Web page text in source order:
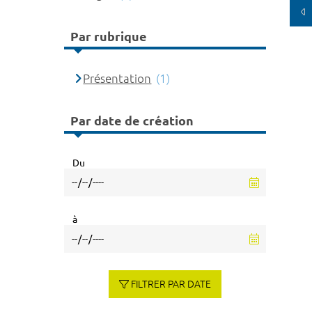
Par rubrique
Présentation (1)
Par date de création
Du
à
FILTRER PAR DATE